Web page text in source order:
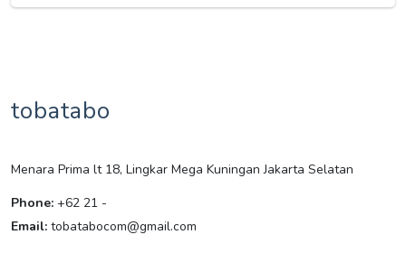
tobatabo
Menara Prima lt 18, Lingkar Mega Kuningan Jakarta Selatan
Phone: +62 21 -
Email: tobatabocom@gmail.com